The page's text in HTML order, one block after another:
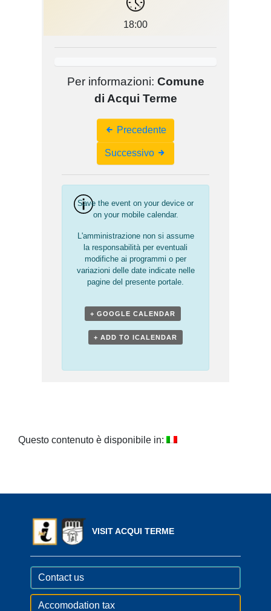
18:00
Per informazioni: Comune
di Acqui Terme
Navigation
Precedente
Successivo
Save the event on your device or
on your mobile calendar.
L'amministrazione non si assume
la responsabilità per eventuali
modifiche ai programmi o per
variazioni delle date indicate nelle
pagine del presente portale.
+ GOOGLE CALENDAR
+ ADD TO ICALENDAR
Questo contenuto è disponibile in:
VISIT ACQUI TERME
Contact us
Accomodation tax